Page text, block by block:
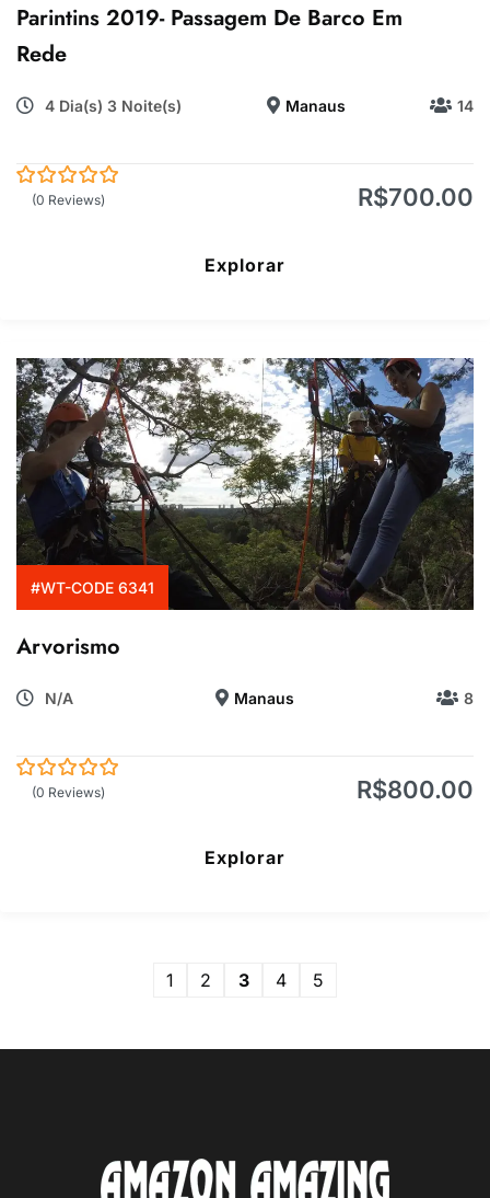
Parintins 2019- Passagem De Barco Em
Rede
4 Dia(s) 3 Noite(s) Manaus 14
R$700.00
(0 Reviews)
Explorar
#WT-CODE 6341
Arvorismo
N/A Manaus 8
R$800.00
(0 Reviews)
Explorar
1 2 3 4 5